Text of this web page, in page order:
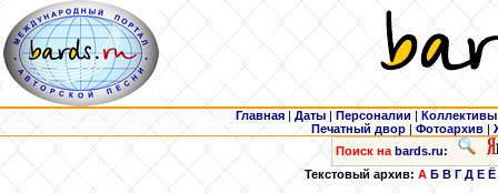
Главная | Даты | Персоналии | Коллективы
Печатный двор |Фотоархив |
Поиск на bards.ru:
Текстовый архив:А Б В Г Д Е Ё